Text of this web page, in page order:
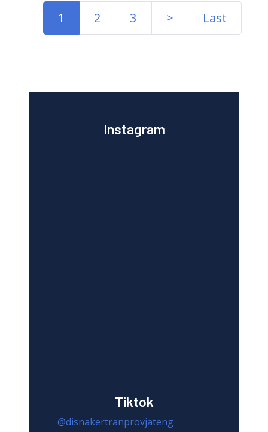
1 2 3 > Last
Instagram
Tiktok
@disnakertranprovjateng